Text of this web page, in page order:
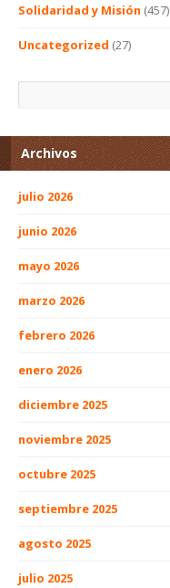
Solidaridad y Misión (457)
Uncategorized (27)
Archivos
julio 2026
junio 2026
mayo 2026
marzo 2026
febrero 2026
enero 2026
diciembre 2025
noviembre 2025
octubre 2025
septiembre 2025
agosto 2025
julio 2025